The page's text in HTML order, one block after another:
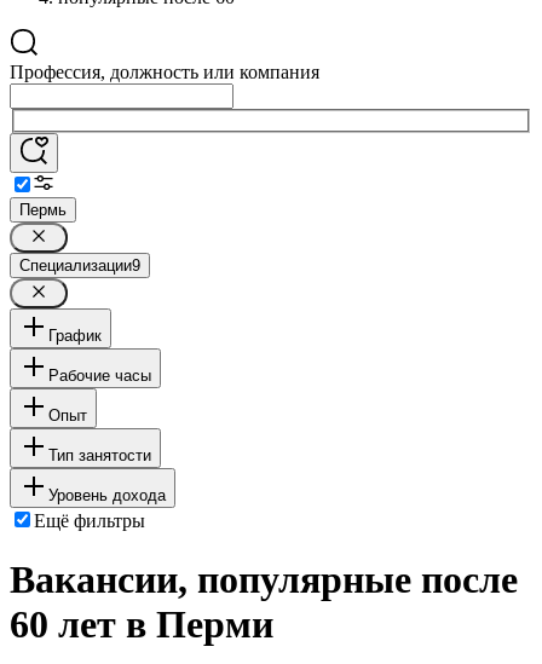
Профессия, должность или компания
Пермь
Специализации9
График
Рабочие часы
Опыт
Тип занятости
Уровень дохода
Ещё фильтры
Вакансии, популярные после
60 лет в Перми